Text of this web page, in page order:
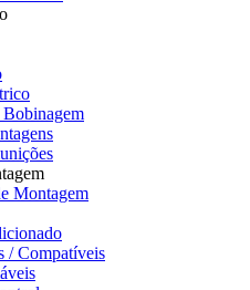
Bobinagem
Montagem
/ Compatíveis